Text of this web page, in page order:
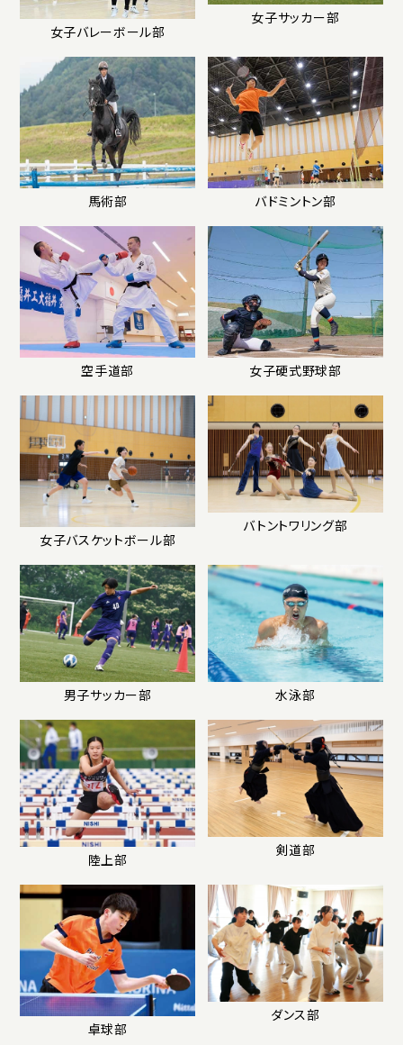
女子バレーボール部
女子サッカー部
馬術部 バドミントン部
空手道部 女子硬式野球部
女子バスケットボール部
バトントワリング部
男子サッカー部 水泳部
陸上部
剣道部
卓球部
ダンス部